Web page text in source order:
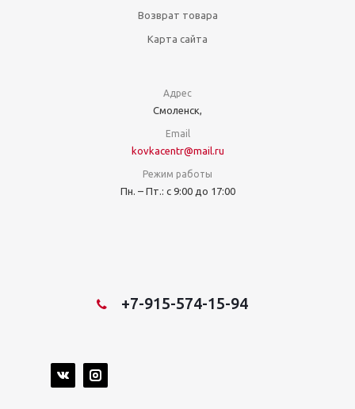
Возврат товара
Карта сайта
Адрес
Смоленск,
Email
kovkacentr@mail.ru
Режим работы
Пн. – Пт.: с 9:00 до 17:00
+7-915-574-15-94